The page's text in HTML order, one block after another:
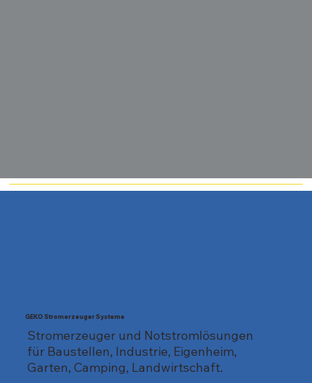
GEKO Stromerzeuger Systeme
Stromerzeuger und Notstromlösungen
für Baustellen, Industrie, Eigenheim,
Garten, Camping, Landwirtschaft.